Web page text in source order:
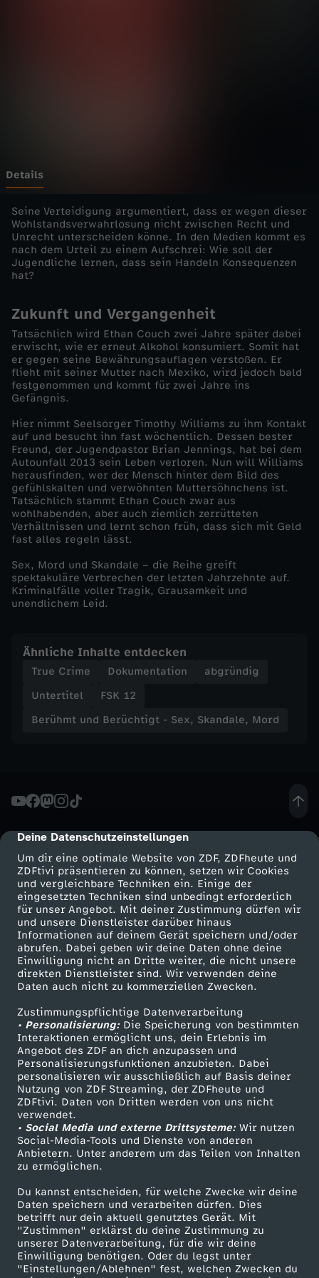
cmp-dialog-description
Deine Datenschutzeinstellungen
Um dir eine optimale Website von ZDF, ZDFheute und
ZDFtivi präsentieren zu können, setzen wir Cookies
und vergleichbare Techniken ein. Einige der
eingesetzten Techniken sind unbedingt erforderlich
für unser Angebot. Mit deiner Zustimmung dürfen wir
und unsere Dienstleister darüber hinaus
Informationen auf deinem Gerät speichern und/oder
abrufen. Dabei geben wir deine Daten ohne deine
Einwilligung nicht an Dritte weiter, die nicht unsere
direkten Dienstleister sind. Wir verwenden deine
Daten auch nicht zu kommerziellen Zwecken.
Zustimmungspflichtige Datenverarbeitung
• Personalisierung:Die Speicherung von bestimmten
Interaktionen ermöglicht uns, dein Erlebnis im
Angebot des ZDF an dich anzupassen und
Personalisierungsfunktionen anzubieten. Dabei
personalisieren wir ausschließlich auf Basis deiner
Nutzung von ZDF Streaming, der ZDFheute und
ZDFtivi. Daten von Dritten werden von uns nicht
verwendet.
• Social Media und externe Drittsysteme:Wir nutzen
Social-Media-Tools und Dienste von anderen
Anbietern. Unter anderem um das Teilen von Inhalten
zu ermöglichen.
Du kannst entscheiden, für welche Zwecke wir deine
Daten speichern und verarbeiten dürfen. Dies
betrifft nur dein aktuell genutztes Gerät. Mit
"Zustimmen" erklärst du deine Zustimmung zu
unserer Datenverarbeitung, für die wir deine
Einwilligung benötigen. Oder du legst unter
"Einstellungen/Ablehnen" fest, welchen Zwecken du
r
ü
c
t
i
g
t
-
S
e
x
,
k
a
n
a
l
e
,
M
o
r
d
-
D
e
r
F
a
Details
Seine Verteidigung argumentiert, dass er wegen dieser
Wohlstandsverwahrlosung nicht zwischen Recht und
Unrecht unterscheiden könne. In den Medien kommt es
nach dem Urteil zu einem Aufschrei: Wie soll der
Jugendliche lernen, dass sein Handeln Konsequenzen
hat?
Zukunft und Vergangenheit
Tatsächlich wird Ethan Couch zwei Jahre später dabei
erwischt, wie er erneut Alkohol konsumiert. Somit hat
er gegen seine Bewährungsauflagen verstoßen. Er
flieht mit seiner Mutter nach Mexiko, wird jedoch bald
festgenommen und kommt für zwei Jahre ins
Gefängnis.
Hier nimmt Seelsorger Timothy Williams zu ihm Kontakt
auf und besucht ihn fast wöchentlich. Dessen bester
Freund, der Jugendpastor Brian Jennings, hat bei dem
Autounfall 2013 sein Leben verloren. Nun will Williams
herausfinden, wer der Mensch hinter dem Bild des
gefühlskalten und verwöhnten Muttersöhnchens ist.
Tatsächlich stammt Ethan Couch zwar aus
wohlhabenden, aber auch ziemlich zerrütteten
Verhältnissen und lernt schon früh, dass sich mit Geld
fast alles regeln lässt.
Sex, Mord und Skandale – die Reihe greift
spektakuläre Verbrechen der letzten Jahrzehnte auf.
Kriminalfälle voller Tragik, Grausamkeit und
unendlichem Leid.
Ähnliche Inhalte entdecken
True Crime Dokumentation
abgründig
Untertitel
FSK 12
Berühmt und Berüchtigt - Sex, Skandale, Mord
Mehr ZDF
ZDF-Apps
Smart TV
ZDFtext
Livestreams
Sendungen A-Z
TV-Programm
Service
ZDFmitreden
Kontakt zum ZDF
Tickets
Zuschauerservice
Hilfe
ZDF Unternehmen
Karriere
ZDF goes Schule
Werbefernsehen
Mainzelmännchen